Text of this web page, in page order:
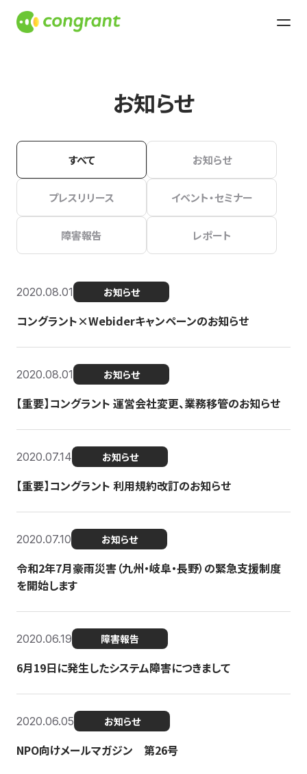
お知らせ
すべて お知らせ
プレスリリース イベント・セミナー
障害報告 レポート
2020.08.01 お知らせ
コングラント×Webiderキャンペーンのお知らせ
2020.08.01 お知らせ
【重要】コングラント 運営会社変更、業務移管のお知らせ
2020.07.14 お知らせ
【重要】コングラント 利用規約改訂のお知らせ
2020.07.10 お知らせ
令和2年7月豪雨災害（九州・岐阜・長野）の緊急支援制度
を開始します
2020.06.19 障害報告
6月19日に発生したシステム障害につきまして
2020.06.05 お知らせ
NPO向けメールマガジン 第26号